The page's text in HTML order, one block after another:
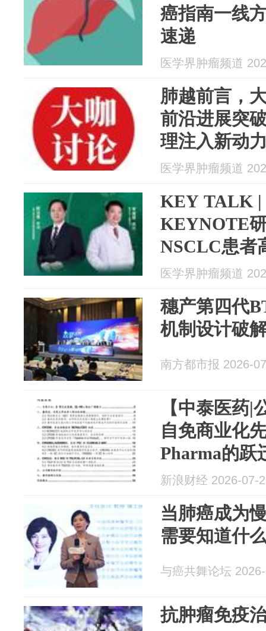
癌指南一线
速递
医学界肿瘤频道
肺越前言，
前沿进展突
理注入新动
医学界肿瘤频道
KEY TALK
KEYNOTE
NSCLC患者
医学界肿瘤频道
穗产第四代
机制设计破
南方都市报 2026-
【中泰医药|
自免商业化
Pharma的跃
新浪财经 2026-07-
当肺癌成为
需要知道什
与癌共舞论坛
抗肿瘤免疫